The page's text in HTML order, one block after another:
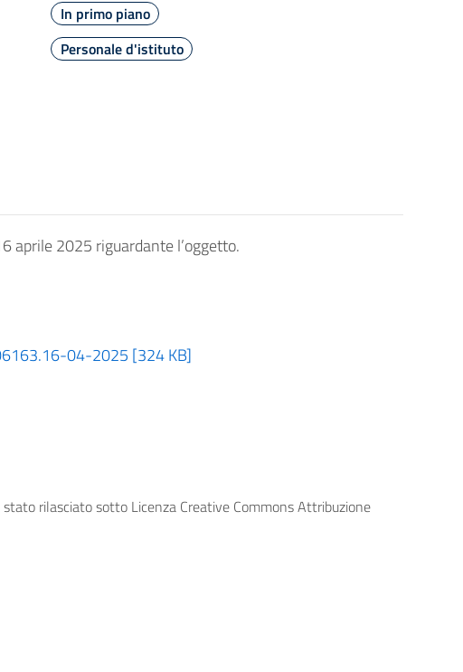
In primo piano
Personale d'istituto
aprile 2025 riguardante l’oggetto.
04-2025 [324 KB]
rilasciato sotto Licenza Creative Commons Attribuzione